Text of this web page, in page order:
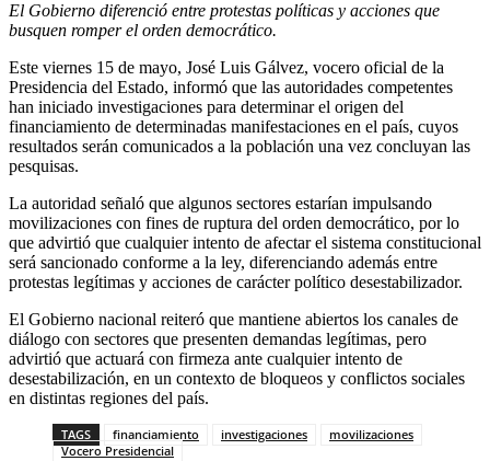
El Gobierno diferenció entre protestas políticas y acciones que
busquen romper el orden democrático.
Este viernes 15 de mayo, José Luis Gálvez, vocero oficial de la
Presidencia del Estado, informó que las autoridades competentes
han iniciado investigaciones para determinar el origen del
financiamiento de determinadas manifestaciones en el país, cuyos
resultados serán comunicados a la población una vez concluyan las
pesquisas.
La autoridad señaló que algunos sectores estarían impulsando
movilizaciones con fines de ruptura del orden democrático, por lo
que advirtió que cualquier intento de afectar el sistema constitucional
será sancionado conforme a la ley, diferenciando además entre
protestas legítimas y acciones de carácter político desestabilizador.
El Gobierno nacional reiteró que mantiene abiertos los canales de
diálogo con sectores que presenten demandas legítimas, pero
advirtió que actuará con firmeza ante cualquier intento de
desestabilización, en un contexto de bloqueos y conflictos sociales
en distintas regiones del país.
TAGS financiamiento investigaciones
movilizaciones
Vocero Presidencial